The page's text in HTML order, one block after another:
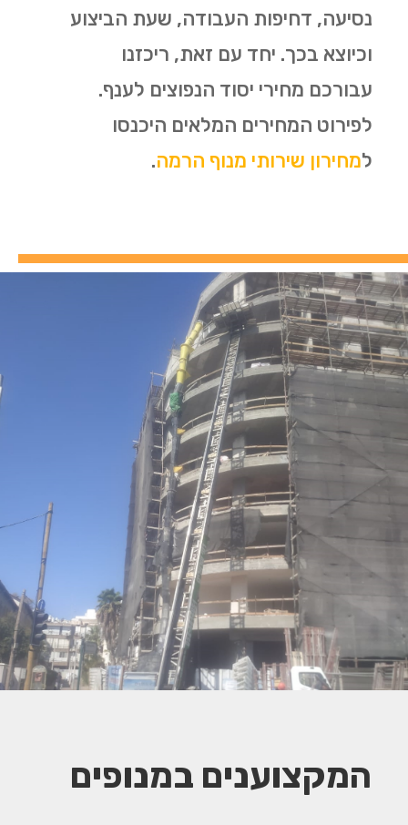
נסיעה, דחיפות העבודה, שעת הביצוע
וכיוצא בכך. יחד עם זאת, ריכזנו
עבורכם מחירי יסוד הנפוצים לענף.
לפירוט המחירים המלאים היכנסו
למחירון שירותי מנוף הרמה.
המקצוענים במנופים